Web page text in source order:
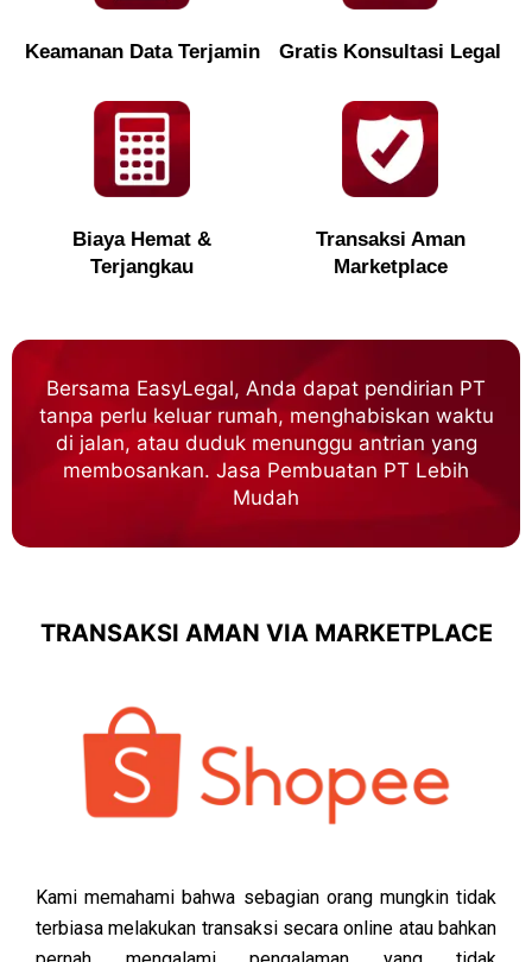
Keamanan Data Terjamin Gratis Konsultasi Legal
Biaya Hemat &
Terjangkau
Transaksi Aman
Marketplace
Bersama EasyLegal, Anda dapat pendirian PT
tanpa perlu keluar rumah, menghabiskan waktu
di jalan, atau duduk menunggu antrian yang
membosankan. Jasa Pembuatan PT Lebih
Mudah
TRANSAKSI AMAN VIA MARKETPLACE
Kami memahami bahwa sebagian orang mungkin tidak
terbiasa melakukan transaksi secara online atau bahkan